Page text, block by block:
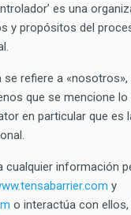
es una
y propósitos del
refiere a
que se mencione
en particular que es
cualquier información
y
o interactúa con